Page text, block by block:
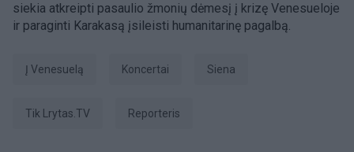
siekia atkreipti pasaulio žmonių dėmesį į krizę Venesueloje
ir paraginti Karakasą įsileisti humanitarinę pagalbą.
Į Venesuelą koncertai siena
tik Lrytas.TV Reporteris